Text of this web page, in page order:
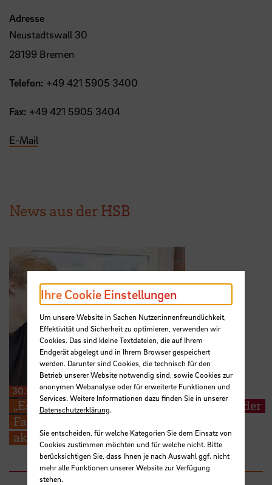
Adresse
Neustadtswall 30
28199 Bremen
Telefon: +49 421 5905 3400
Fax: +49 421 5905 3404
E-Mail
News aus der HSB
30.06.2026
„Es geht um die Wurst“ – Studierende an der
Fakultät 4 sammeln Ideen für ihre
akademische Zukunft
Ihre Cookie Einstellungen
Um unsere Website in Sachen Nutzer:innenfreundlichkeit,
Effektivität und Sicherheit zu optimieren, verwenden wir
Cookies. Das sind kleine Textdateien, die auf Ihrem
Endgerät abgelegt und in Ihrem Browser gespeichert
werden. Darunter sind Cookies, die technisch für den
Betrieb unserer Website notwendig sind, sowie Cookies zur
anonymen Webanalyse oder für erweiterte Funktionen und
Services. Weitere Informationen dazu finden Sie in unserer
Datenschutzerklärung.
Sie entscheiden, für welche Kategorien Sie dem Einsatz von
Cookies zustimmen möchten und für welche nicht. Bitte
berücksichtigen Sie, dass Ihnen je nach Auswahl ggf. nicht
mehr alle Funktionen unserer Website zur Verfügung
stehen.